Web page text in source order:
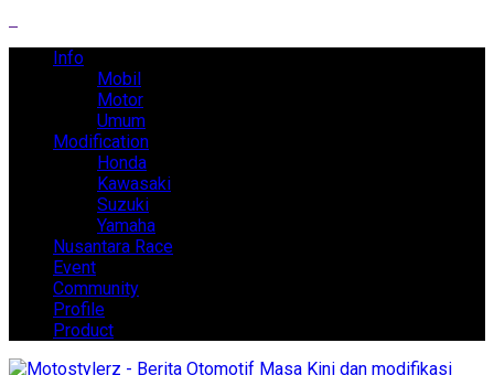
Info
Mobil
Motor
Umum
Modification
Honda
Kawasaki
Suzuki
Yamaha
Nusantara Race
Event
Community
Profile
Product